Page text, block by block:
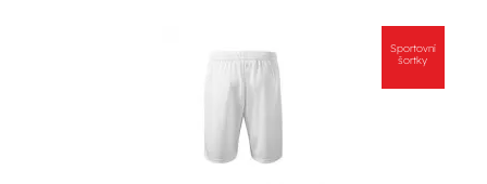
Sportovní
šortky